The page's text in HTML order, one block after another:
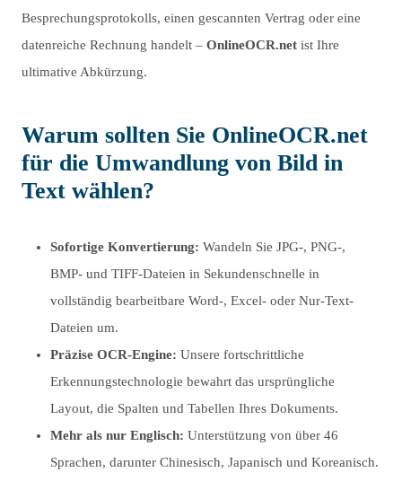
Besprechungsprotokolls, einen gescannten Vertrag oder eine
datenreiche Rechnung handelt – OnlineOCR.net ist Ihre
ultimative Abkürzung.
Warum sollten Sie OnlineOCR.net
für die Umwandlung von Bild in
Text wählen?
Sofortige Konvertierung: Wandeln Sie JPG-, PNG-,
BMP- und TIFF-Dateien in Sekundenschnelle in
vollständig bearbeitbare Word-, Excel- oder Nur-Text-
Dateien um.
Präzise OCR-Engine: Unsere fortschrittliche
Erkennungstechnologie bewahrt das ursprüngliche
Layout, die Spalten und Tabellen Ihres Dokuments.
Mehr als nur Englisch: Unterstützung von über 46
Sprachen, darunter Chinesisch, Japanisch und Koreanisch.